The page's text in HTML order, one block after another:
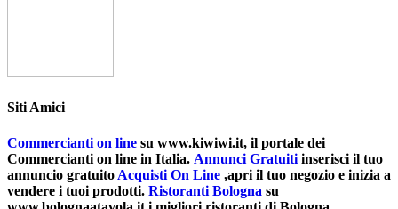
Siti Amici
Commercianti on line su www.kiwiwi.it, il portale dei
Commercianti on line in Italia. Annunci Gratuiti inserisci il tuo
annuncio gratuito Acquisti On Line ,apri il tuo negozio e inizia a
vendere i tuoi prodotti. Ristoranti Bologna su